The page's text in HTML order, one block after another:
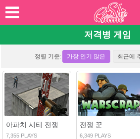
저격병 게임
정렬 기준: 가장 인기 많은 최근에
아파치 시티 전쟁
7,355 PLAYS
전쟁 꾼
6,349 PLAYS